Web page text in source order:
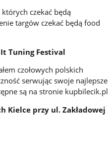
czekać będą
targów czekać będą food
Tuning Festival
czołowych polskich
serwując swoje najlepsze
są na stronie kupbilecik.pl
Kielce przy ul. Zakładowej